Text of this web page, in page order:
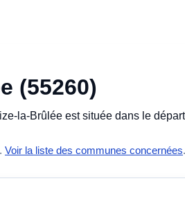
(55260)
la-Brûlée est située dans le
Voir la liste des communes concernées.